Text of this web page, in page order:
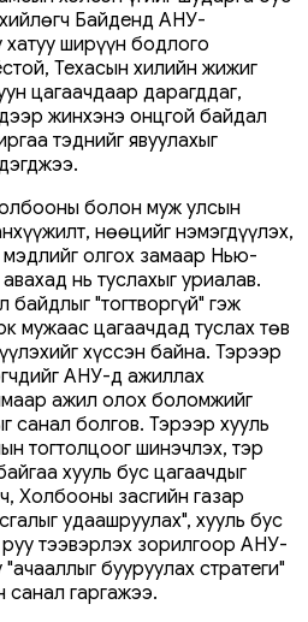
Байденд АНУ-
ширүүн бодлого
Техасын хилийн жижиг
цагаачдаар дарагддаг,
жинхэнэ онцгой байдал
тэднийг явуулахыг
болон муж улсын
нөөцийг нэмэгдүүлэх,
олгох замаар Нью-
нь туслахыг уриалав.
"тогтворгүй" гэж
цагаачдад туслах төв
хүссэн байна. Тэрээр
АНУ-д ажиллах
ажил олох боломжийг
санал болгов. Тэрээр хууль
тогтолцоог шинэчлэх, тэр
хууль бус цагаачдыг
Холбооны засгийн газар
удаашруулах", хууль бус
тээвэрлэх зорилгоор АНУ-
бууруулах стратеги"
санал гаргажээ.